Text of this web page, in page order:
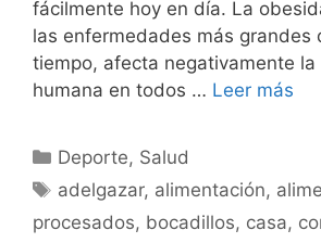
fácilmente hoy en día. La
las enfermedades más grandes
tiempo, afecta negativamente la
humana en todos … Leer más
C
e
Deporte, Salud
E
adelgazar, alimentación,
procesados, bocadillos, casa,